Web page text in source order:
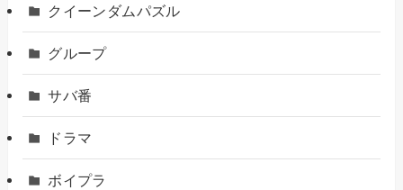
クイーンダムパズル
グループ
サバ番
ドラマ
ボイプラ